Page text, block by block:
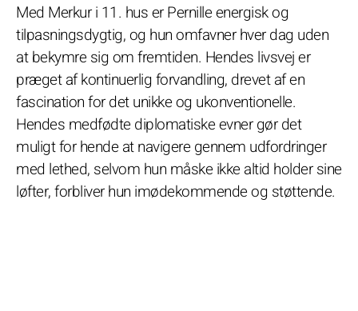
Med Merkur i 11. hus er Pernille energisk og
tilpasningsdygtig, og hun omfavner hver dag uden
at bekymre sig om fremtiden. Hendes livsvej er
præget af kontinuerlig forvandling, drevet af en
fascination for det unikke og ukonventionelle.
Hendes medfødte diplomatiske evner gør det
muligt for hende at navigere gennem udfordringer
med lethed, selvom hun måske ikke altid holder sine
løfter, forbliver hun imødekommende og støttende.